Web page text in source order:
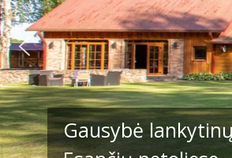
Gausybė